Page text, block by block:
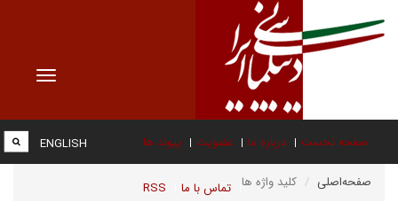
Toggle
صفحه نخست درباره ما عضویت پیوند ها
تماس با ما RSS
ENGLISH
صفحه‌اصلی کلید واژه ها